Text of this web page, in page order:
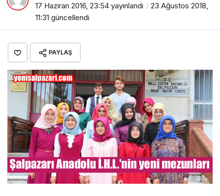
17 Haziran 2016, 23:54 yayınlandı
23 Ağustos 2018,
11:31 güncellendi
PAYLAŞ